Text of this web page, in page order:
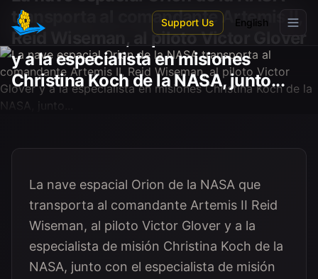
Skip to main content
Support Us English
transporta al comandante Artemis II,
Reid Wiseman, al piloto Victor Glover
y a la especialista en misiones
Christina Koch de la NASA, junto...
La nave espacial Orion de la NASA que
transporta al comandante Artemis II Reid
Wiseman, al piloto Victor Glover y a la
especialista de misión Christina Koch de la
NASA, junto con el especialista de misión